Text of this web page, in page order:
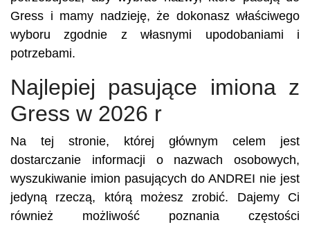
Gress i mamy nadzieję, że dokonasz właściwego
wyboru zgodnie z własnymi upodobaniami i
potrzebami.
Najlepiej pasujące imiona z
Gress w 2026 r
Na tej stronie, której głównym celem jest
dostarczanie informacji o nazwach osobowych,
wyszukiwanie imion pasujących do ANDREI nie jest
jedyną rzeczą, którą możesz zrobić. Dajemy Ci
również możliwość poznania częstości